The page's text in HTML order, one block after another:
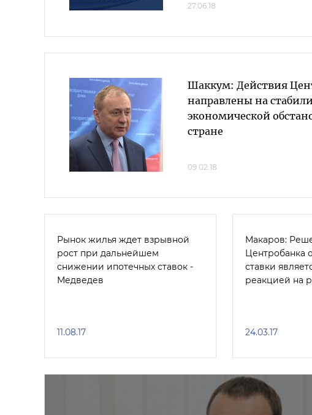
27.06.18
Шаккум: Действия
направлены на
экономической
стране
09.02.18
Рынок жилья ждет взрывной
рост при дальнейшем
снижении ипотечных ставок -
Медведев
11.08.17
Макаров:
Центробанка
ставки
реакцией на
24.03.17